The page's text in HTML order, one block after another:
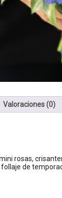
Valoraciones (0)
rosas,
follaje de